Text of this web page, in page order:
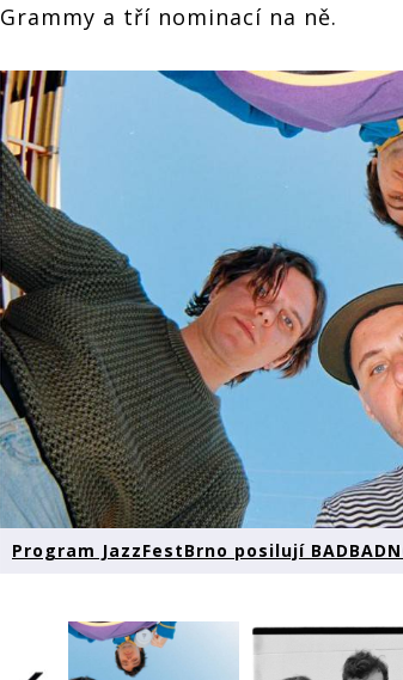
Grammy a tří nominací na ně.
Program JazzFestBrno posilují